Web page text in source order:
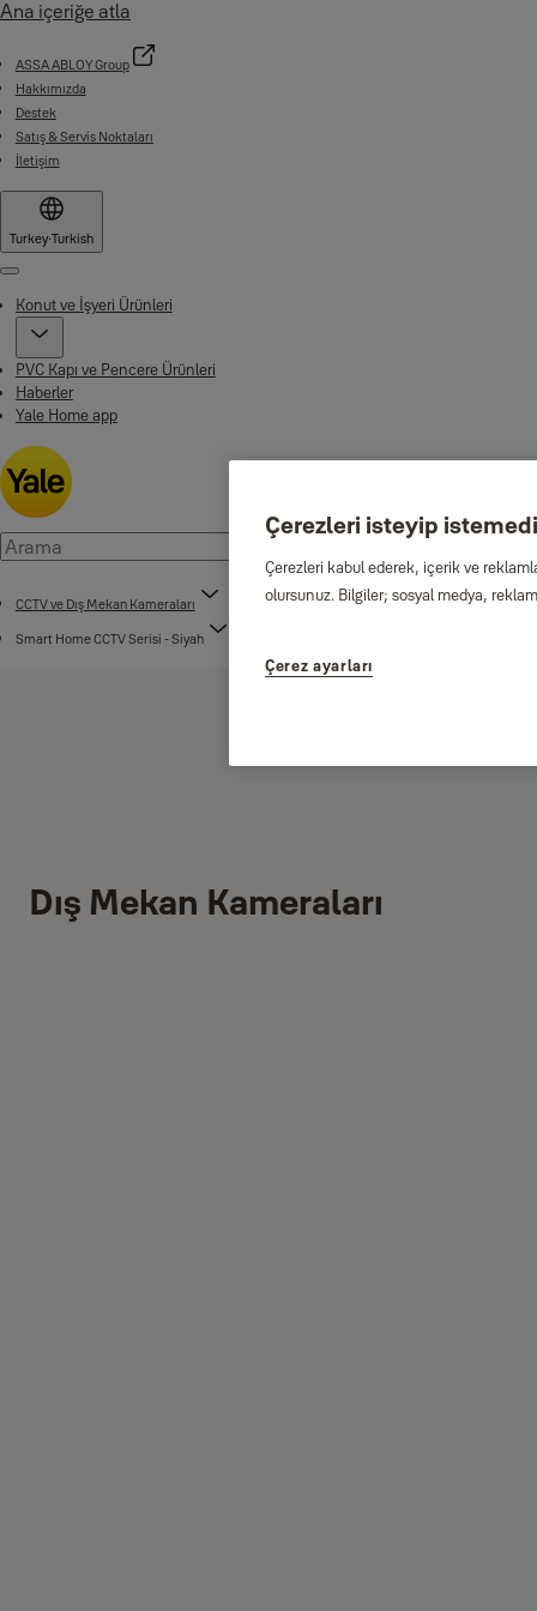
Ana içeriğe atla
ASSA ABLOY Group
Hakkımızda
Destek
Satış & Servis Noktaları
İletişim
Turkey·Turkish
Menu
Konut ve İşyeri Ürünleri
PVC Kapı ve Pencere Ürünleri
Haberler
Yale Home app
CCTV ve Dış Mekan Kameraları
Smart Home CCTV Serisi - Siyah
Dış Mekan Kameraları
Çerezleri isteyip
Çerezleri kabul ederek, içerik ve
olursunuz. Bilgiler; sosyal medya,
Çerez ayarları